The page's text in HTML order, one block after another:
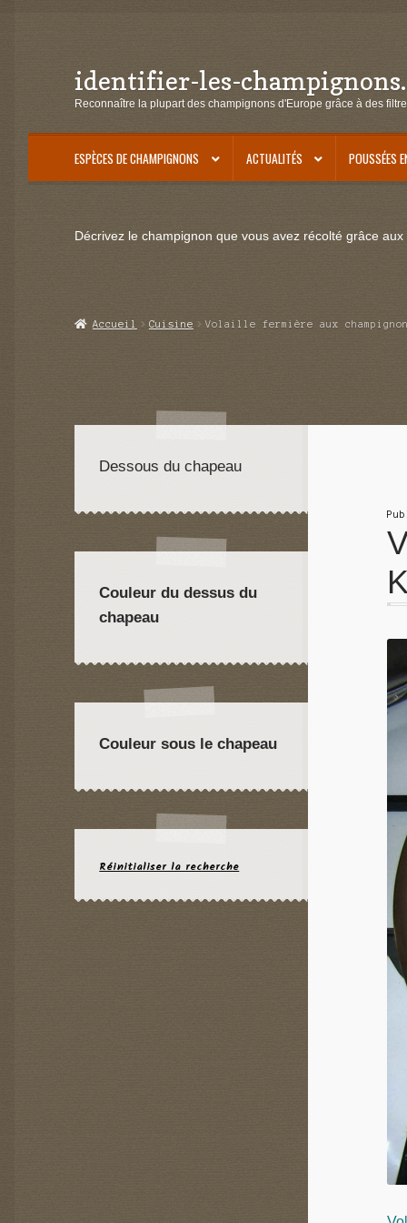
Aller
à
navigation
Aller
au
identifier-les-
Reconnaître la plupart des champignons d'Europe grâce à des
ESPÈCES DE CHAMPIGNONS ACTUALITÉS POUSSÉES
Décrivez le champignon que vous avez récolté grâce
Accueil Cuisine Volaille fermière aux
Dessous du chapeau
Couleur du dessus du
chapeau
Couleur sous le chapeau
Réinitialiser la recherche